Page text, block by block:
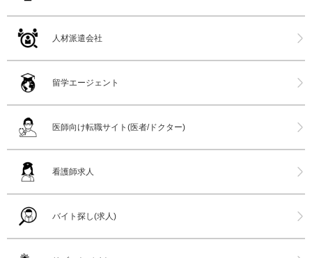
人材派遣会社
留学エージェント
医師向け転職サイト(医者/ドクター)
看護師求人
バイト探し(求人)